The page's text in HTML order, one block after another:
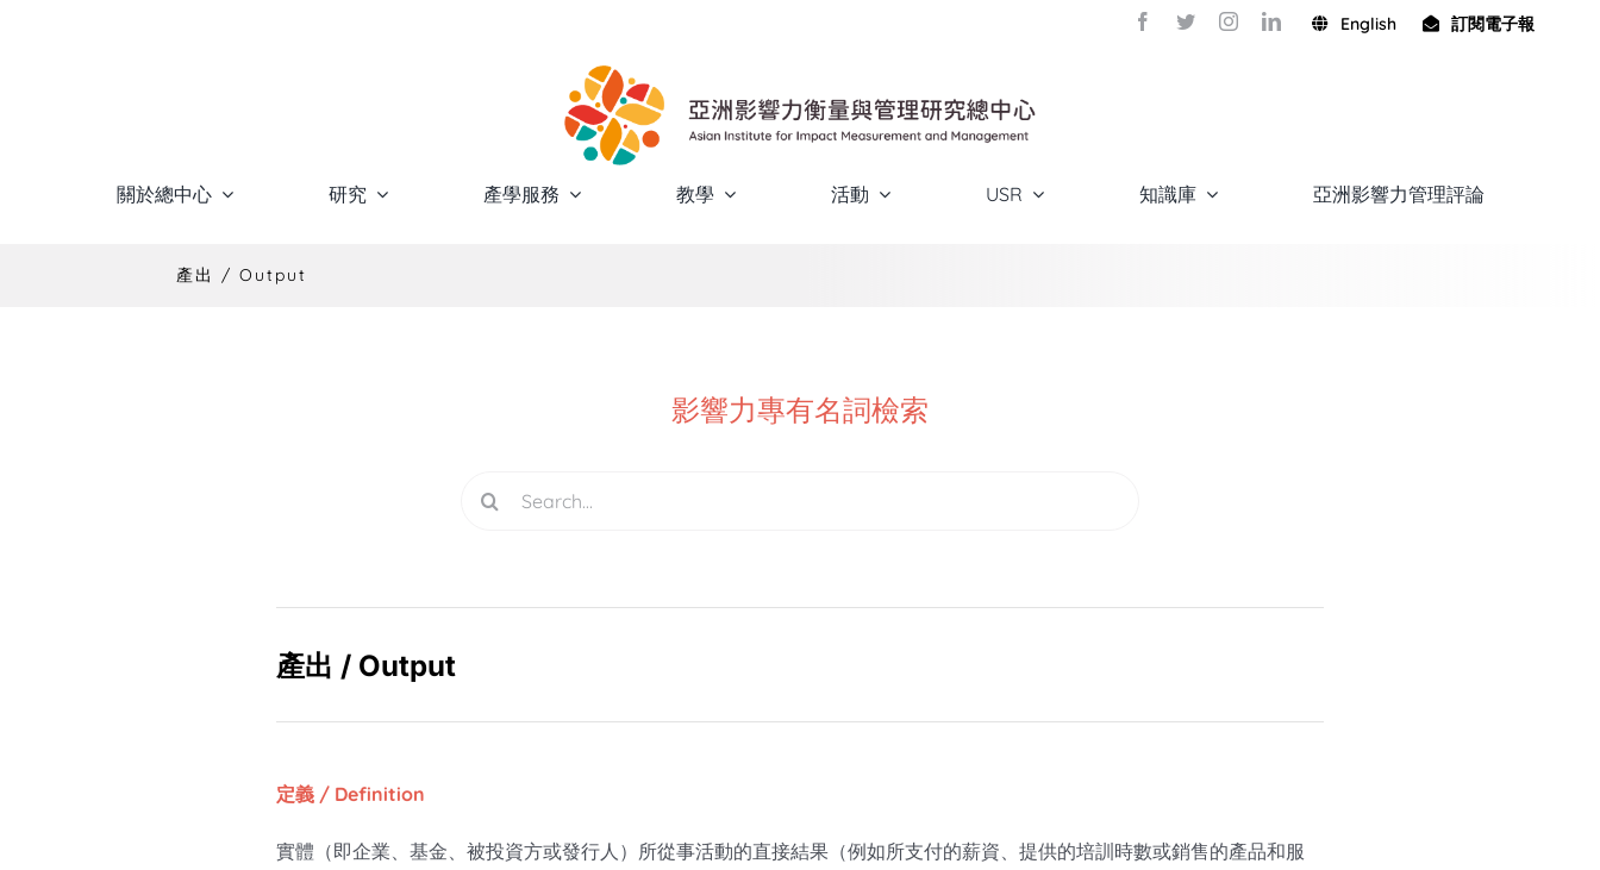
English 訂閱電子報
關於總中心 研究 產學服務 教學 活動 USR 知識庫 亞洲影響力管理評論
產出 / Output
影響力專有名詞檢索
Search
產出 / Output
定義 / Definition
實體（即企業、基金、被投資方或發行人）所從事活動的直接結果（例如所支付的薪資、提供的培訓時數或銷售的產品和服